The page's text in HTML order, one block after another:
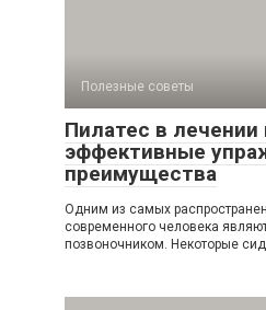
Полезные советы
Пилатес в лечении
эффективные
преимущества
Одним из самых
современного человека
позвоночником. Некоторые